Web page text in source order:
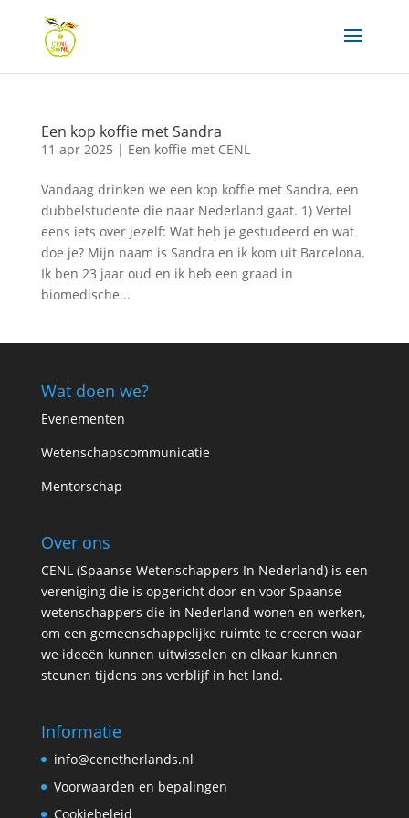
Een kop koffie met Sandra
11 apr 2025 | Een koffie met CENL
Vandaag drinken we een kop koffie met Sandra, een
dubbelstudente die naar Nederland gaat. 1) Vertel
eens iets over jezelf: Wat heb je gestudeerd en wat
doe je? Mijn naam is Sandra en ik kom uit Barcelona.
Ik ben 23 jaar oud en ik heb een graad in
biomedische...
Wat doen we?
Evenementen
Wetenschapscommunicatie
Mentorschap
Over ons
CENL (Spaanse Wetenschappers In Nederland) is een
vereniging die is opgericht door en voor Spaanse
wetenschappers die in Nederland wonen en werken,
om een gemeenschappelijke ruimte te creeren waar
we ideeën kunnen uitwisselen en elkaar kunnen
steunen tijdens ons verblijf in het land.
Informatie
info@cenetherlands.nl
Voorwaarden en bepalingen
Cookiebeleid